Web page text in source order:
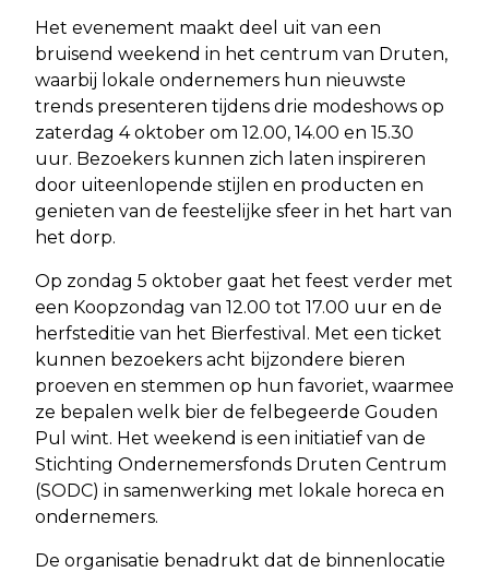
Het evenement maakt deel uit van een
bruisend weekend in het centrum van Druten,
waarbij lokale ondernemers hun nieuwste
trends presenteren tijdens drie modeshows op
zaterdag 4 oktober om 12.00, 14.00 en 15.30
uur. Bezoekers kunnen zich laten inspireren
door uiteenlopende stijlen en producten en
genieten van de feestelijke sfeer in het hart van
het dorp.
Op zondag 5 oktober gaat het feest verder met
een Koopzondag van 12.00 tot 17.00 uur en de
herfsteditie van het Bierfestival. Met een ticket
kunnen bezoekers acht bijzondere bieren
proeven en stemmen op hun favoriet, waarmee
ze bepalen welk bier de felbegeerde Gouden
Pul wint. Het weekend is een initiatief van de
Stichting Ondernemersfonds Druten Centrum
(SODC) in samenwerking met lokale horeca en
ondernemers.
De organisatie benadrukt dat de binnenlocatie